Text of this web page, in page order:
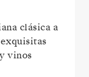
clásica a
vinos